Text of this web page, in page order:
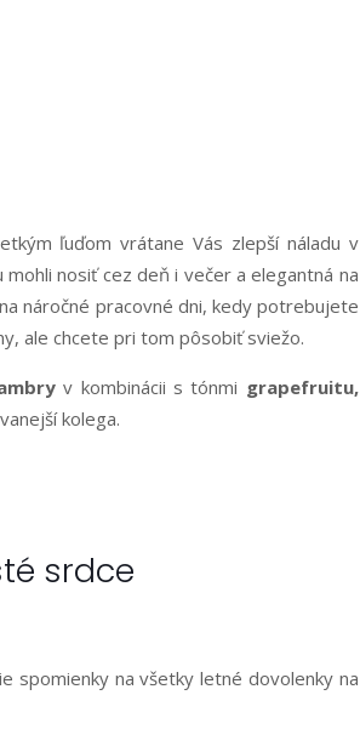
ľuďom vrátane Vás zlepší náladu v
nosiť cez deň i večer a elegantná na
náročné pracovné dni, kedy potrebujete
ale chcete pri tom pôsobiť sviežo.
v kombinácii s tónmi grapefruitu,
kolega.
srdce
spomienky na všetky letné dovolenky na